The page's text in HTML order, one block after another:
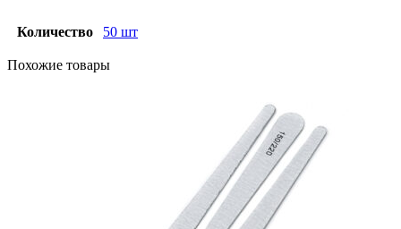
Количество 50 шт
Похожие товары